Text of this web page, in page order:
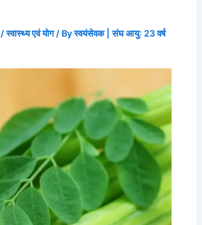
/स्वास्थ्य एवं योग/ Byस्वयंसेवक | संघ आयु: 23 वर्ष